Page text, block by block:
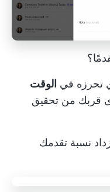
الوقت
قربك من تحقيق
نسبة تقدمك